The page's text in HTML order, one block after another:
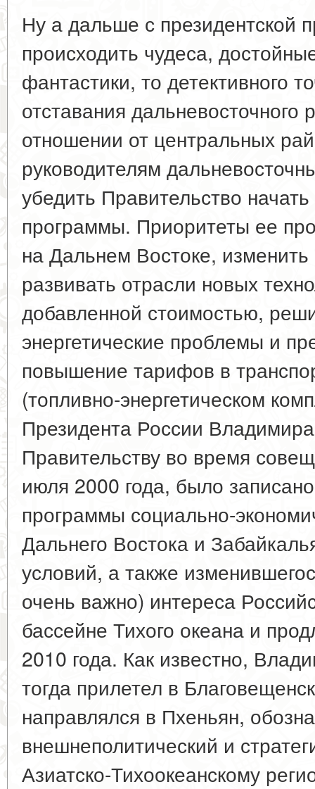
Ну а дальше с президентской
происходить чудеса,
фантастики, то детективного
отставания дальневосточного
отношении от центральных
руководителям
убедить Правительство начать
программы. Приоритеты ее
на Дальнем Востоке, изменить
развивать отрасли новых
добавленной стоимостью,
энергетические проблемы и
повышение тарифов в
(топливно-энергетическом
Президента России
Правительству во время
июля 2000 года, было
программы социально-
Дальнего Востока и
условий, а также
очень важно) интереса
бассейне Тихого океана и
2010 года. Как известно,
тогда прилетел в
направлялся в Пхеньян,
внешнеполитический и
Азиатско-Тихоокеанскому